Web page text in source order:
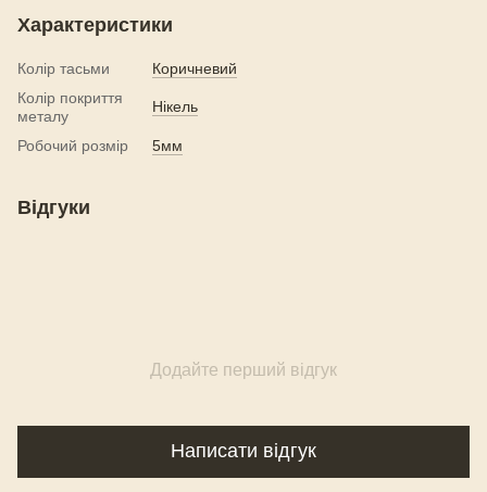
Характеристики
Колір тасьми
Коричневий
Колір покриття
металу
Нікель
Робочий розмір 5мм
Відгуки
Додайте перший відгук
Написати відгук